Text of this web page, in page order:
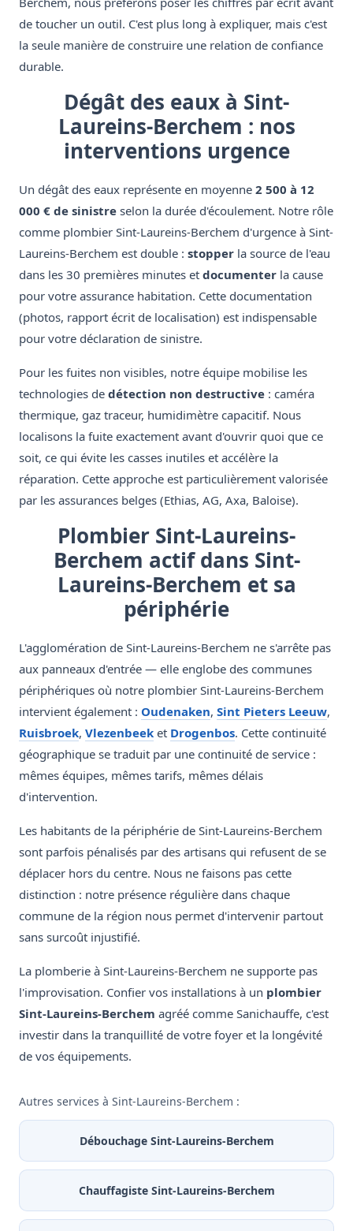
de toucher un outil. C'est plus long à expliquer, mais c'est
la seule manière de construire une relation de confiance
durable.
Dégât des eaux à Sint-
Laureins-Berchem : nos
interventions urgence
Un dégât des eaux représente en moyenne 2 500 à 12
000 € de sinistre selon la durée d'écoulement. Notre rôle
comme plombier Sint-Laureins-Berchem d'urgence à Sint-
Laureins-Berchem est double : stopper la source de l'eau
dans les 30 premières minutes et documenter la cause
pour votre assurance habitation. Cette documentation
(photos, rapport écrit de localisation) est indispensable
pour votre déclaration de sinistre.
Pour les fuites non visibles, notre équipe mobilise les
technologies de détection non destructive : caméra
thermique, gaz traceur, humidimètre capacitif. Nous
localisons la fuite exactement avant d'ouvrir quoi que ce
soit, ce qui évite les casses inutiles et accélère la
réparation. Cette approche est particulièrement valorisée
par les assurances belges (Ethias, AG, Axa, Baloise).
Plombier Sint-Laureins-
Berchem actif dans Sint-
Laureins-Berchem et sa
périphérie
L'agglomération de Sint-Laureins-Berchem ne s'arrête pas
aux panneaux d'entrée — elle englobe des communes
périphériques où notre plombier Sint-Laureins-Berchem
intervient également : Oudenaken, Sint Pieters Leeuw,
Ruisbroek, Vlezenbeek et Drogenbos. Cette continuité
géographique se traduit par une continuité de service :
mêmes équipes, mêmes tarifs, mêmes délais
d'intervention.
Les habitants de la périphérie de Sint-Laureins-Berchem
sont parfois pénalisés par des artisans qui refusent de se
déplacer hors du centre. Nous ne faisons pas cette
distinction : notre présence régulière dans chaque
commune de la région nous permet d'intervenir partout
sans surcoût injustifié.
La plomberie à Sint-Laureins-Berchem ne supporte pas
l'improvisation. Confier vos installations à un plombier
Sint-Laureins-Berchem agréé comme Sanichauffe, c'est
investir dans la tranquillité de votre foyer et la longévité
de vos équipements.
Autres services à Sint-Laureins-Berchem :
Débouchage Sint-Laureins-Berchem
Chauffagiste Sint-Laureins-Berchem